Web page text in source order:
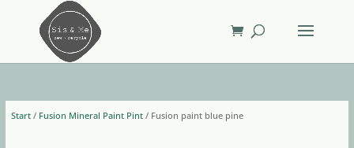
Start/ Fusion Mineral Paint Pint/ Fusion paint blue pine